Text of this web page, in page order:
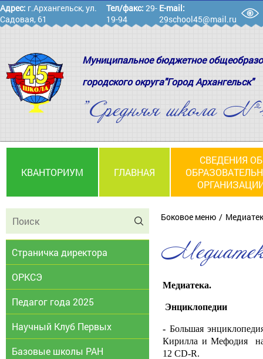
Адрес: г.Архангельск, ул.
Садовая, 61
Тел/факс: 29-
19-94
E-mail:
29school45@mail.ru
Муниципальное бюджетное
городского округа"Город Архангельск"
"Средняя школа
КВАНТОРИУМ ГЛАВНАЯ
СВЕДЕНИЯ ОБ
Страничка директора
ОРКСЭ
Педагог года 2025
Научный Клуб Первых
Базовые школы РАН
Боковое меню
Медиатека.
Энциклопедии
- Большая
Кирилла и Мефодия
12 СD-R.